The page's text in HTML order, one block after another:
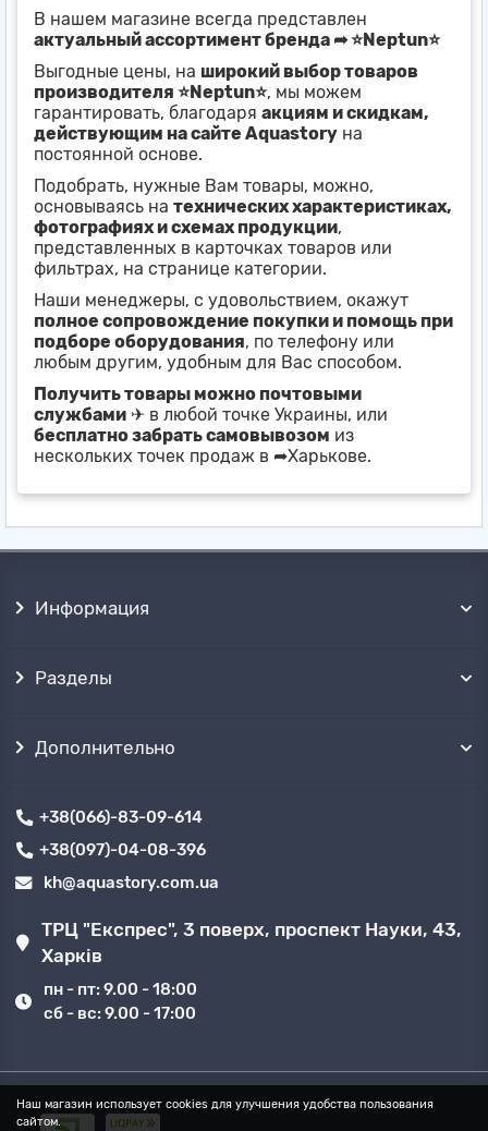
В нашем магазине всегда представлен
актуальный ассортимент бренда ➦ ⭐Neptun⭐
Выгодные цены, на широкий выбор товаров
производителя ⭐Neptun⭐, мы можем
гарантировать, благодаря акциям и скидкам,
действующим на сайте Aquastory на
постоянной основе.
Подобрать, нужные Вам товары, можно,
основываясь на технических характеристиках,
фотографиях и схемах продукции,
представленных в карточках товаров или
фильтрах, на странице категории.
Наши менеджеры, с удовольствием, окажут
полное сопровождение покупки и помощь при
подборе оборудования, по телефону или
любым другим, удобным для Вас способом.
Получить товары можно почтовыми
службами ✈ в любой точке Украины, или
бесплатно забрать самовывозом из
нескольких точек продаж в ➦Харькове.
Наш магазин использует cookies для улучшения удобства пользования
сайтом.
Информация
Разделы
Дополнительно
+38(066)-83-09-614
+38(097)-04-08-396
kh@aquastory.com.ua
ТРЦ "Експрес", 3 поверх, проспект Науки, 43,
Харків
пн - пт: 9.00 - 18:00
сб - вс: 9.00 - 17:00